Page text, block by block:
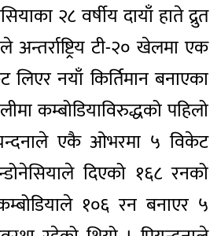
२८ वर्षीय दायाँ हाते द्रुत
अन्तर्राष्ट्रिय टी-२० खेलमा एक
नयाँ किर्तिमान बनाएका
कम्बोडियाविरुद्धको पहिलो
एकै ओभरमा ५ विकेट
दिएको १६८ रनको
१०६ रन बनाएर ५